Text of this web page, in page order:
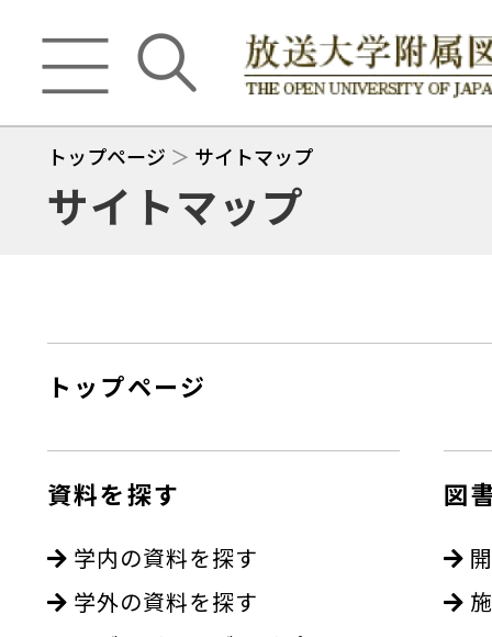
トップページ ＞ サイトマップ
サイトマップ
トップページ
資料を探す
学内の資料を探す
学外の資料を探す
図